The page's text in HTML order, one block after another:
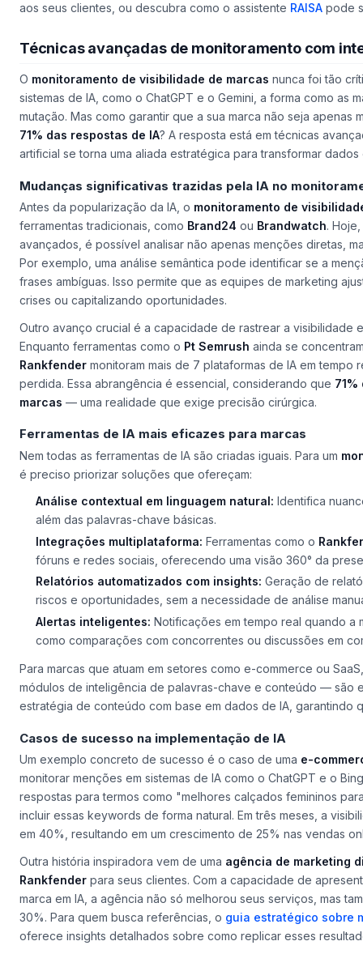
aos seus clientes, ou descubra como o assistente RAISA pode
Técnicas avançadas de monitoramento com
O monitoramento de visibilidade de marcas nunca foi tão
sistemas de IA, como o ChatGPT e o Gemini, a forma como as
mutação. Mas como garantir que a sua marca não seja apenas
71% das respostas de IA? A resposta está em técnicas
artificial se torna uma aliada estratégica para transformar dados
Mudanças significativas trazidas pela IA no
Antes da popularização da IA, o monitoramento de
ferramentas tradicionais, como Brand24 ou Brandwatch.
avançados, é possível analisar não apenas menções diretas,
Por exemplo, uma análise semântica pode identificar se a
frases ambíguas. Isso permite que as equipes de marketing
crises ou capitalizando oportunidades.
Outro avanço crucial é a capacidade de rastrear a visibilidade
Enquanto ferramentas como o Pt Semrush ainda se
Rankfender monitoram mais de 7 plataformas de IA em tempo
perdida. Essa abrangência é essencial, considerando que
marcas — uma realidade que exige precisão cirúrgica.
Ferramentas de IA mais eficazes para marcas
Nem todas as ferramentas de IA são criadas iguais. Para um
é preciso priorizar soluções que ofereçam:
Análise contextual em linguagem natural: Identifica
além das palavras-chave básicas.
Integrações multiplataforma: Ferramentas como o
fóruns e redes sociais, oferecendo uma visão 360° da
Relatórios automatizados com insights: Geração de
riscos e oportunidades, sem a necessidade de análise
Alertas inteligentes: Notificações em tempo real quando a
como comparações com concorrentes ou discussões em
Para marcas que atuam em setores como e-commerce ou
módulos de inteligência de palavras-chave e conteúdo — são
estratégia de conteúdo com base em dados de IA, garantindo
Casos de sucesso na implementação de IA
Um exemplo concreto de sucesso é o caso de uma e-
monitorar menções em sistemas de IA como o ChatGPT e o
respostas para termos como "melhores calçados femininos
incluir essas keywords de forma natural. Em três meses, a
em 40%, resultando em um crescimento de 25% nas vendas
Outra história inspiradora vem de uma agência de marketing
Rankfender para seus clientes. Com a capacidade de
marca em IA, a agência não só melhorou seus serviços, mas
30%. Para quem busca referências, o guia estratégico sobre
oferece insights detalhados sobre como replicar esses